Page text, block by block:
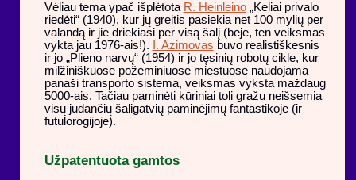
Vėliau tema ypač išplėtota R. Heinleino„Keliai privalo
riedėti“ (1940), kur jų greitis pasiekia net 100 mylių per
valandą ir jie driekiasi per visą šalį (beje, ten veiksmas
vykta jau 1976-ais!).
I. Azimovas buvo realistiškesnis
ir jo „Plieno narvų“ (1954) ir jo tęsinių robotų cikle, kur
milžiniškuose požeminiuose miestuose naudojama
panaši transporto sistema, veiksmas vyksta maždaug
5000-ais. Tačiau paminėti kūriniai toli gražu neišsemia
visų judančių šaligatvių paminėjimų fantastikoje (ir
futulorogijoje).
Užpatentuota gamtos